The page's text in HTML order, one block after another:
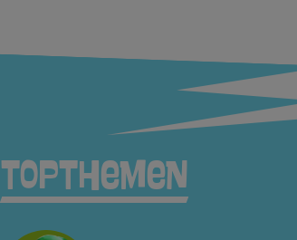
TopThemen